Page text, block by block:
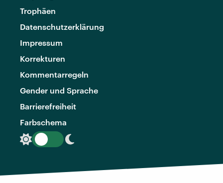
Trophäen
Datenschutzerklärung
Impressum
Korrekturen
Kommentarregeln
Gender und Sprache
Barrierefreiheit
Farbschema